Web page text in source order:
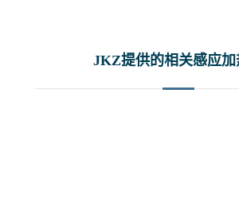
JKZ提供的相关感应加